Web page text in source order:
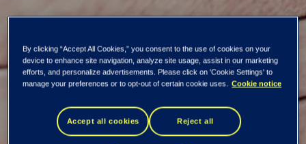
Kraft Bank väljer
Tietos AI-lösning för
By clicking “Accept All Cookies,” you consent to the use of cookies on your
device to enhance site navigation, analyze site usage, assist in our marketing
efforts, and personalize advertisements. Please click on 'Cookie Settings' to
manage your preferences or to opt-out of certain cookie uses.
Cookie notice
Accept all cookies Reject all